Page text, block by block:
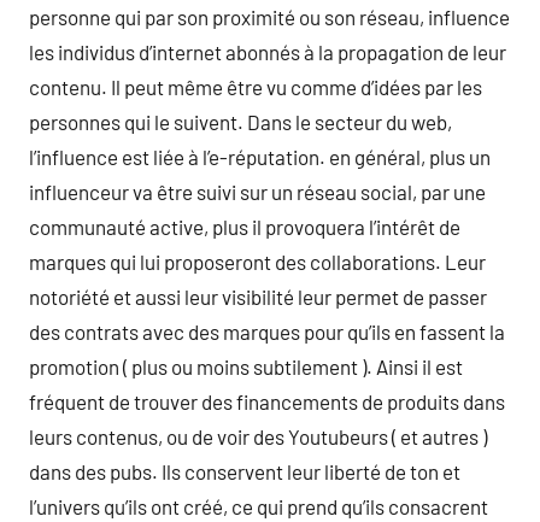
personne qui par son proximité ou son réseau, influence
les individus d’internet abonnés à la propagation de leur
contenu. Il peut même être vu comme d’idées par les
personnes qui le suivent. Dans le secteur du web,
l’influence est liée à l’e-réputation. en général, plus un
influenceur va être suivi sur un réseau social, par une
communauté active, plus il provoquera l’intérêt de
marques qui lui proposeront des collaborations. Leur
notoriété et aussi leur visibilité leur permet de passer
des contrats avec des marques pour qu’ils en fassent la
promotion ( plus ou moins subtilement ). Ainsi il est
fréquent de trouver des financements de produits dans
leurs contenus, ou de voir des Youtubeurs ( et autres )
dans des pubs. Ils conservent leur liberté de ton et
l’univers qu’ils ont créé, ce qui prend qu’ils consacrent